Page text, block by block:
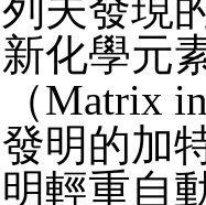
新化學元
（Matrix
發明的加
明輕重自